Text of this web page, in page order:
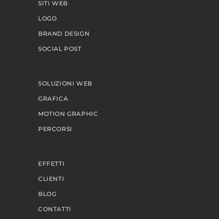
SITI WEB
LOGO
BRAND DESIGN
SOCIAL POST
SOLUZIONI WEB
GRAFICA
MOTION GRAPHIC
PERCORSI
EFFETTI
CLIENTI
BLOG
CONTATTI